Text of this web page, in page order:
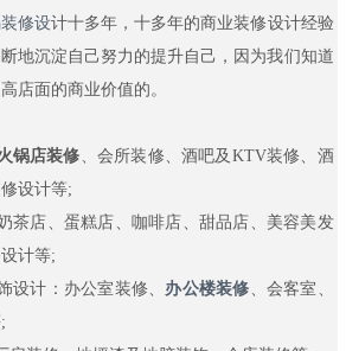
修设计十多年，十多年的商业装修设计经验
地沉淀自己努力的提升自己，因为我们知道
店面的商业价值的。
锅店装修、会所装修、酒吧及KTV装修、酒
设计等;
店、蛋糕店、咖啡店、甜品店、美容美发
计等;
计：办公室装修、 办公楼装修、会客室、